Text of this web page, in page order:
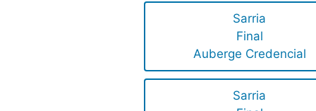
Sarria
Final
Auberge Credencial
Sarria